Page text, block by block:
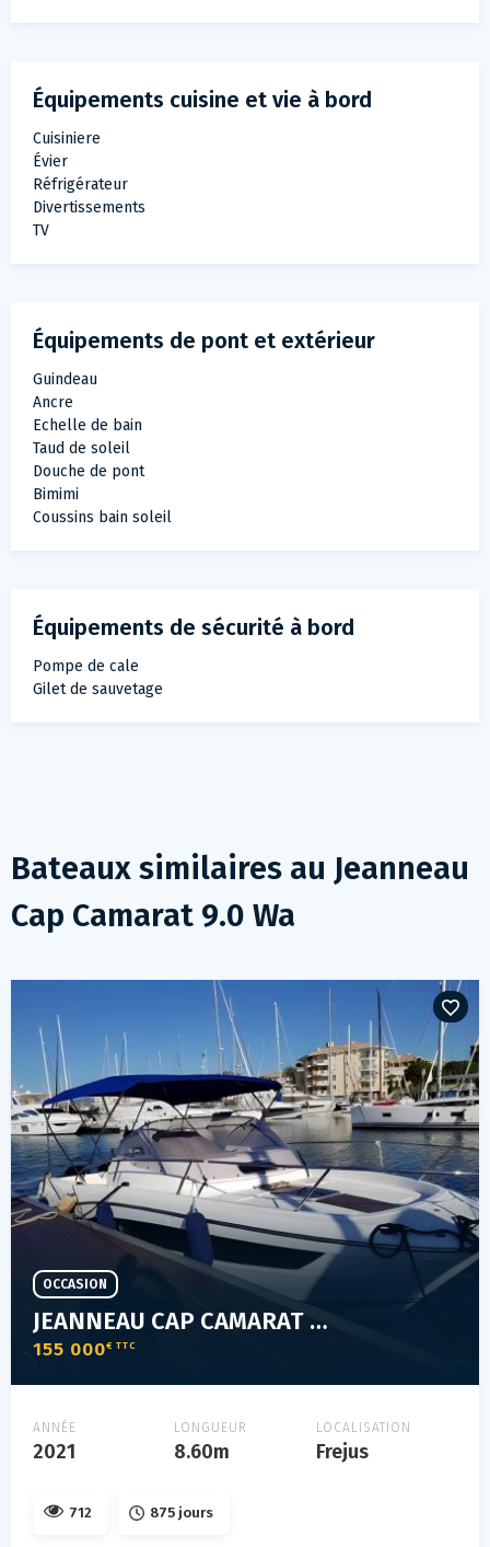
Équipements cuisine et vie à bord
Cuisiniere
Évier
Réfrigérateur
Divertissements
TV
Équipements de pont et extérieur
Guindeau
Ancre
Echelle de bain
Taud de soleil
Douche de pont
Bimimi
Coussins bain soleil
Équipements de sécurité à bord
Pompe de cale
Gilet de sauvetage
Bateaux similaires au Jeanneau
Cap Camarat 9.0 Wa
JEANNEAU CAP CAMARAT 9.0 WA
155 000€ TTC
OCCASION
ANNÉE
2021
LONGUEUR
8.60m
LOCALISATION
Frejus
712 875 jours